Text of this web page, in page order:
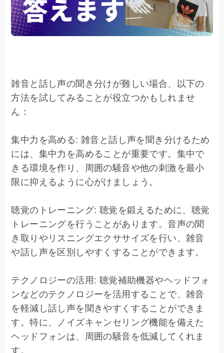
雑音と話し声の聞き分けが難しい場合、以下の
方法を試してみることが役立つかもしれませ
ん：
集中力を高める: 雑音と話し声を聞き分けるため
には、集中力を高めることが重要です。集中で
きる環境を作り、周囲の騒音や他の刺激を最小
限に抑えるように心がけましょう。
聴覚のトレーニング: 聴覚を鍛えるために、聴覚
トレーニングを行うことがあります。音声の聞
き取りやリスニングエクササイズを行い、雑音
や話し声を区別しやすくすることができます。
テクノロジーの活用: 聴覚補助機器やヘッドフォ
ンなどのテクノロジーを活用することで、雑音
を軽減し話し声を聞きやすくすることができま
す。特に、ノイズキャンセリング機能を備えた
ヘッドフォンは、周囲の騒音を低減してくれま
す。